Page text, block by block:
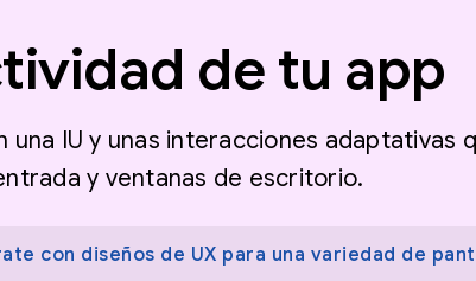
de tu app
IU y unas interacciones adaptativas
y ventanas de escritorio.
con diseños de UX para una variedad de